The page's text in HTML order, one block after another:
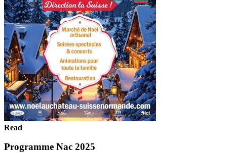
Read
Programme Nac 2025